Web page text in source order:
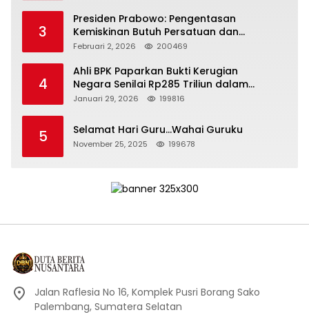
3
Presiden Prabowo: Pengentasan
Kemiskinan Butuh Persatuan dan
Kepemimpinan yang Bertanggung Jawab
Februari 2, 2026 200469
4
Ahli BPK Paparkan Bukti Kerugian
Negara Senilai Rp285 Triliun dalam
Persidangan Korupsi PT Pertamina
Januari 29, 2026 199816
5 Selamat Hari Guru…Wahai Guruku
November 25, 2025 199678
Jalan Raflesia No 16, Komplek Pusri Borang Sako
Palembang, Sumatera Selatan